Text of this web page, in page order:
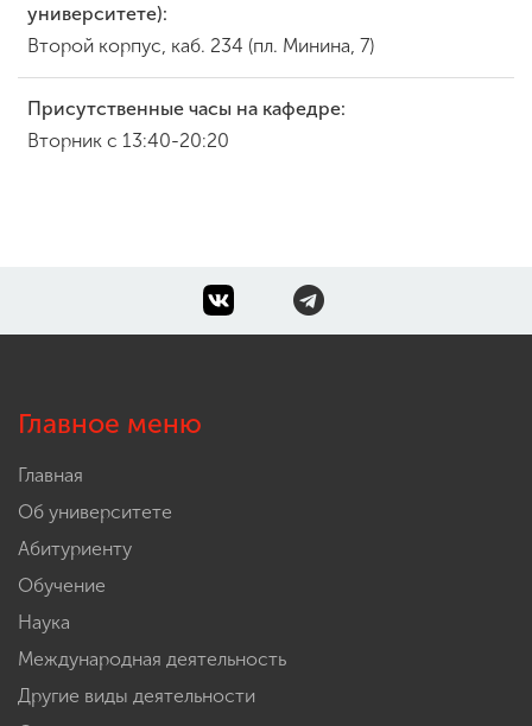
университете):
Второй корпус, каб. 234 (пл. Минина, 7)
Присутственные часы на кафедре:
Вторник с 13:40-20:20
Главное меню
Главная
Об университете
Абитуриенту
Обучение
Наука
Международная деятельность
Другие виды деятельности